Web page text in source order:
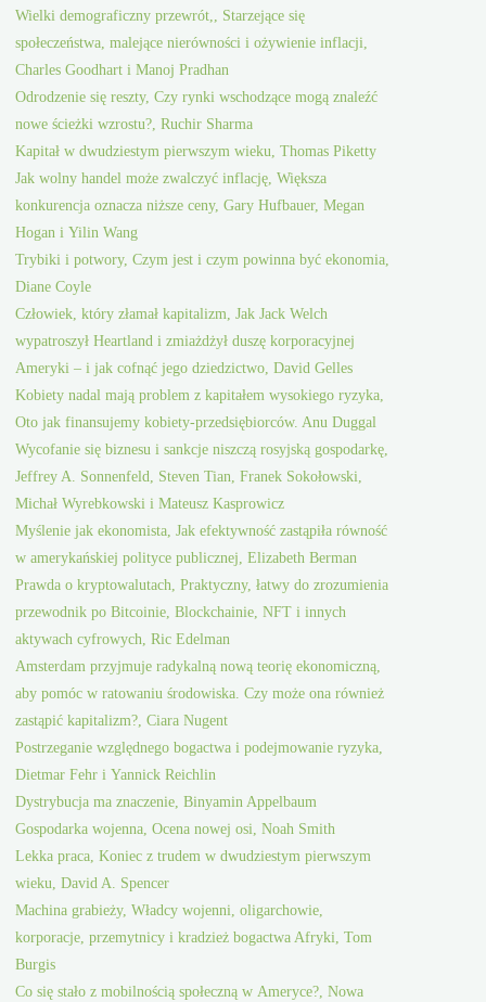
Wielki demograficzny przewrót,, Starzejące się
społeczeństwa, malejące nierówności i ożywienie inflacji,
Charles Goodhart i Manoj Pradhan
Odrodzenie się reszty, Czy rynki wschodzące mogą znaleźć
nowe ścieżki wzrostu?, Ruchir Sharma
Kapitał w dwudziestym pierwszym wieku, Thomas Piketty
Jak wolny handel może zwalczyć inflację, Większa
konkurencja oznacza niższe ceny, Gary Hufbauer, Megan
Hogan i Yilin Wang
Trybiki i potwory, Czym jest i czym powinna być ekonomia,
Diane Coyle
Człowiek, który złamał kapitalizm, Jak Jack Welch
wypatroszył Heartland i zmiażdżył duszę korporacyjnej
Ameryki – i jak cofnąć jego dziedzictwo, David Gelles
Kobiety nadal mają problem z kapitałem wysokiego ryzyka,
Oto jak finansujemy kobiety-przedsiębiorców. Anu Duggal
Wycofanie się biznesu i sankcje niszczą rosyjską gospodarkę,
Jeffrey A. Sonnenfeld, Steven Tian, Franek Sokołowski,
Michał Wyrebkowski i Mateusz Kasprowicz
Myślenie jak ekonomista, Jak efektywność zastąpiła równość
w amerykańskiej polityce publicznej, Elizabeth Berman
Prawda o kryptowalutach, Praktyczny, łatwy do zrozumienia
przewodnik po Bitcoinie, Blockchainie, NFT i innych
aktywach cyfrowych, Ric Edelman
Amsterdam przyjmuje radykalną nową teorię ekonomiczną,
aby pomóc w ratowaniu środowiska. Czy może ona również
zastąpić kapitalizm?, Ciara Nugent
Postrzeganie względnego bogactwa i podejmowanie ryzyka,
Dietmar Fehr i Yannick Reichlin
Dystrybucja ma znaczenie, Binyamin Appelbaum
Gospodarka wojenna, Ocena nowej osi, Noah Smith
Lekka praca, Koniec z trudem w dwudziestym pierwszym
wieku, David A. Spencer
Machina grabieży, Władcy wojenni, oligarchowie,
korporacje, przemytnicy i kradzież bogactwa Afryki, Tom
Burgis
Co się stało z mobilnością społeczną w Ameryce?, Nowa